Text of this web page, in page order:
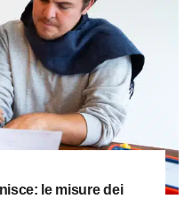
le misure dei